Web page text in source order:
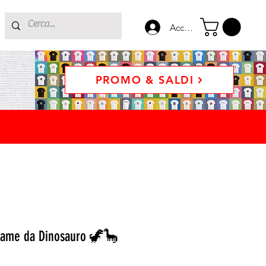
Accedi
PROMO & SALDI
da Dinosauro 🦖🦕